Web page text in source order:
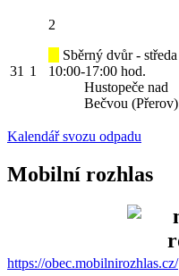
31 1
2
Sběrný dvůr - středa
10:00-17:00 hod.
Hustopeče nad
Bečvou (Přerov)
Kalendář svozu odpadu
Mobilní rozhlas
https://obec.mobilnirozhlas.cz/